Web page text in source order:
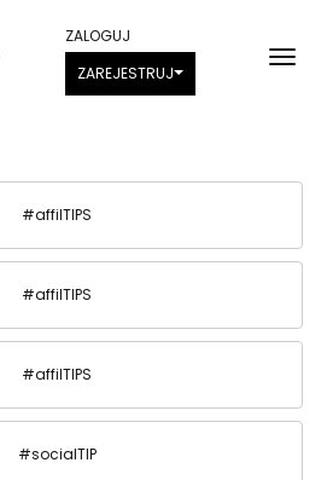
ZALOGUJ
ZAREJESTRUJ
#affilTIPS
#affilTIPS
#affilTIPS
#socialTIP